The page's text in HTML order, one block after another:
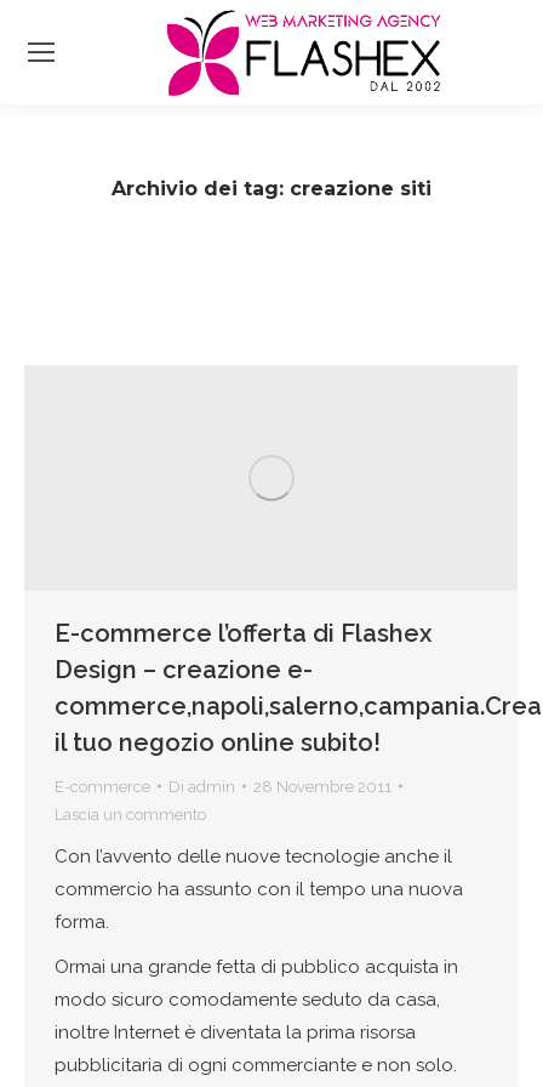
Archivio dei tag: creazione siti
E-commerce l’offerta di Flashex
Design – creazione e-
commerce,napoli,salerno,campania.Crea
il tuo negozio online subito!
E-commerce Di admin
28 Novembre 2011
Lascia un commento
Con l’avvento delle nuove tecnologie anche il
commercio ha assunto con il tempo una nuova
forma.
Ormai una grande fetta di pubblico acquista in
modo sicuro comodamente seduto da casa,
inoltre Internet è diventata la prima risorsa
pubblicitaria di ogni commerciante e non solo.